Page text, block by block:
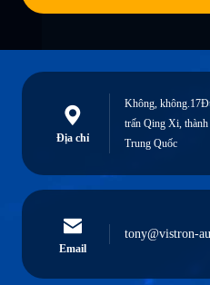
Địa chỉ
Không,
trấn Qing Xi,
Trung Quốc
Email
tony@vistron-